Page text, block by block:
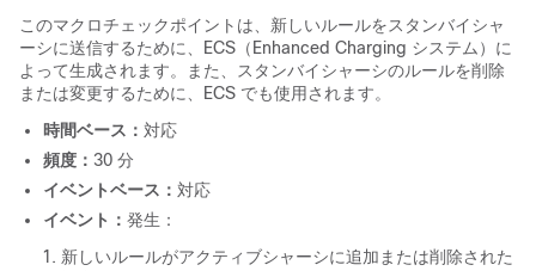
このマクロチェックポイントは、新しいルールをスタンバイシャ
ーシに送信するために、ECS（Enhanced Charging システム）に
よって生成されます。また、スタンバイシャーシのルールを削除
または変更するために、ECS でも使用されます。
時間ベース： 対応
頻度： 30 分
イベントベース： 対応
イベント： 発生：
新しいルールがアクティブシャーシに追加または削除された